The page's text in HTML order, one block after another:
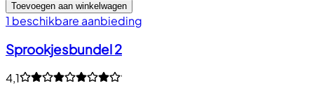
Toevoegen aan winkelwagen
1 beschikbare aanbieding
Sprookjesbundel 2
4,1